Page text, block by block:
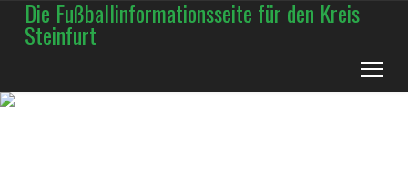
Die Fußballinformationsseite für den Kreis
Steinfurt